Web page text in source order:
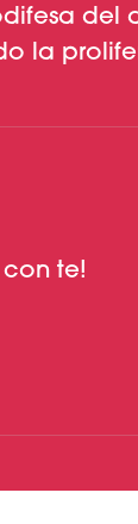
la
te!